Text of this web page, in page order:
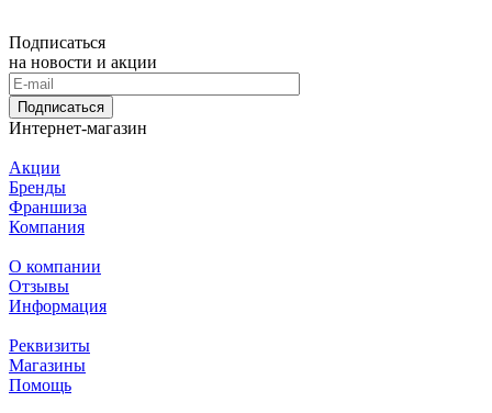
Подписаться
на новости и акции
Подписаться
Интернет-магазин
Акции
Бренды
Франшиза
Компания
О компании
Отзывы
Информация
Реквизиты
Магазины
Помощь